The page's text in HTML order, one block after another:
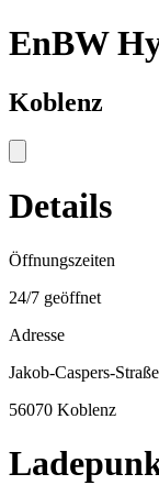
EnBW
Koblenz
Details
Öffnungszeiten
24/7 geöffnet
Adresse
Jakob-Caspers-
56070 Koblenz